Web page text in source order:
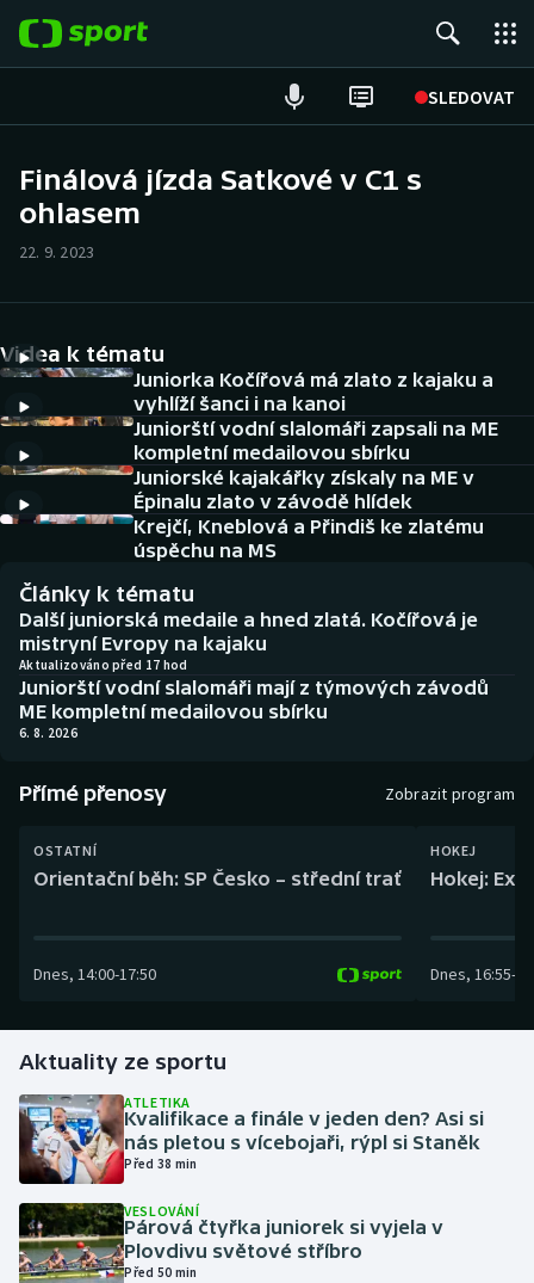
SLEDOVAT
Hokej
Cyklistika
DALŠÍ SPORTY
Americký fotbal
Baseball a softbal
Basketbal
Biatlon
Boby a skeleton
Box
Curling
Golf
Gymnastika
Házená
Jezdectví
NEPŘEHLÉDNĚTE
Historické návraty
Aplikace ČT sport
AZ kvíz
Finálová jízda Satkové v C1 s
ohlasem
22. 9. 2023
Videa k tématu
Juniorka Kočířová má zlato z kajaku a
vyhlíží šanci i na kanoi
Juniorští vodní slalomáři zapsali na ME
kompletní medailovou sbírku
Juniorské kajakářky získaly na ME v
Épinalu zlato v závodě hlídek
Krejčí, Kneblová a Přindiš ke zlatému
úspěchu na MS
Články k tématu
Další juniorská medaile a hned zlatá. Kočířová je
mistryní Evropy na kajaku
Aktualizováno před 17 hod
Juniorští vodní slalomáři mají z týmových závodů
ME kompletní medailovou sbírku
6. 8. 2026
Přímé přenosy Zobrazit program
OSTATNÍ
Orientační běh: SP Česko – střední trať
Dnes, 14:00-17:50
HOKEJ
Hokej:
Dnes, 16:55-
Aktuality ze sportu
ATLETIKA
Kvalifikace a finále v jeden den? Asi si
nás pletou s vícebojaři, rýpl si Staněk
Před 38 min
VESLOVÁNÍ
Párová čtyřka juniorek si vyjela v
Plovdivu světové stříbro
Před 50 min